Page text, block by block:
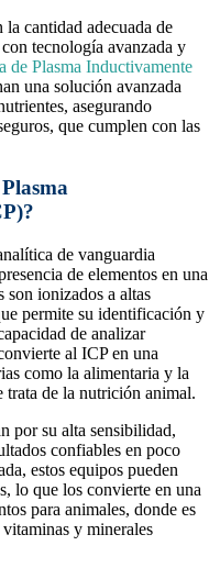
la cantidad adecuada de
tecnología avanzada y
de Plasma Inductivamente
una solución avanzada
asegurando
que cumplen con las
de vanguardia
de elementos en una
son ionizados a altas
permite su identificación y
de analizar
al ICP en una
como la alimentaria y la
trata de la nutrición animal.
por su alta sensibilidad,
confiables en poco
estos equipos pueden
lo que los convierte en una
para animales, donde es
y minerales